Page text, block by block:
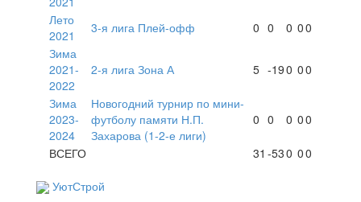
Лето
2021
3-я лига Плей-офф 0 0 0 00
Зима
2021-
2022
2-я лига Зона А 5 -190 00
Зима
2023-
2024
Новогодний турнир по мини-
футболу памяти Н.П.
Захарова (1-2-е лиги)
0 0 0 00
ВСЕГО 31 -530 00
УютСтрой